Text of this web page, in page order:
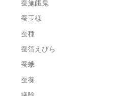
蚕施餓鬼
蚕玉様
蚕種
蚕箔えびら
蚕蛾
蚕養